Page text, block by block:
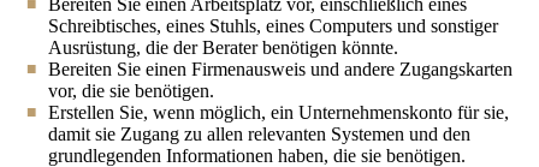
Bereiten Sie einen Arbeitsplatz vor, einschließlich eines
Schreibtisches, eines Stuhls, eines Computers und sonstiger
Ausrüstung, die der Berater benötigen könnte.
Bereiten Sie einen Firmenausweis und andere Zugangskarten
vor, die sie benötigen.
Erstellen Sie, wenn möglich, ein Unternehmenskonto für sie,
damit sie Zugang zu allen relevanten Systemen und den
grundlegenden Informationen haben, die sie benötigen.